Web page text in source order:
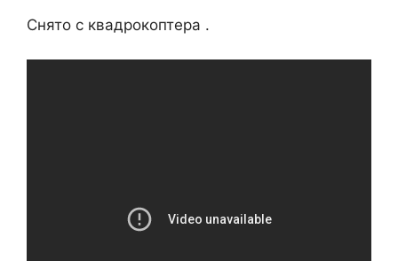
Снято с квадрокоптера .